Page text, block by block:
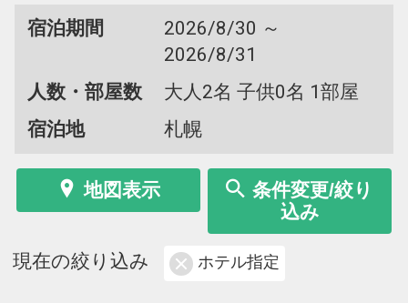
宿泊期間
2026/8/30 ～
2026/8/31
人数・部屋数
大人2名 子供0名 1部屋
宿泊地
札幌
地図表示
条件変更/絞り
込み
現在の絞り込み ホテル指定